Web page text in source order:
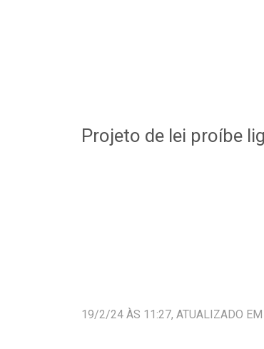
Projeto de lei proíbe
19/2/24 ÀS 11:27, ATUALIZADO